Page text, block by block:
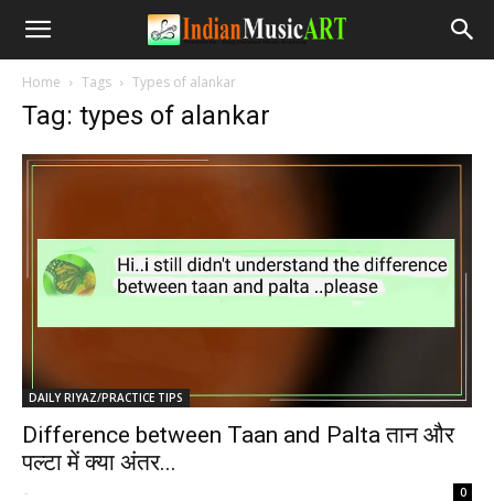
Home Tags Types of alankar
Tag: types of alankar
DAILY RIYAZ/PRACTICE TIPS
Difference between Taan and Palta तान और
पल्टा में क्या अंतर...
- 0